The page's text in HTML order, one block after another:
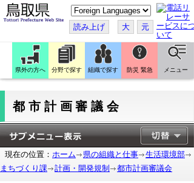
こ
の
ペ
ー
ジ
翻
訳
す
読み上げ 大 元
県外の方へ 分野で探す 組織で探す 防災 緊急 メニュー
都市計画審議会
現在の位置： ホーム 県の組織と仕事
生活環境部
まちづくり課
計画・開発規制 都市計画審議会